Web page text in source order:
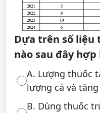
Dựa trên số liệu
nào sau đây hợp
A. Lượng thuốc
lượng cá và
B. Dùng thuốc